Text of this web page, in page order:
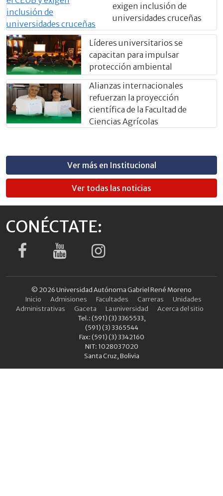
exigen inclusión de
universidades cruceñas
Líderes universitarios se
capacitan para impulsar
protección ambiental
Alianzas internacionales
refuerzan la proyección
científica de la Facultad de
Ciencias Agrícolas
Ver más en Institucional
Ver todas las noticias
CONÉCTATE:
© 2026 Universidad Autónoma Gabriel René Moreno
Inicio
Admisiones Facultades Carreras
Unidades
Administrativas
Gaceta La universidad
Acerca del sitio
Tel.: (591) (3) 3365533,
(591) (3) 3365544
Fax: (591) (3) 3342160
NIT: 1028037020
Santa Cruz, Bolivia